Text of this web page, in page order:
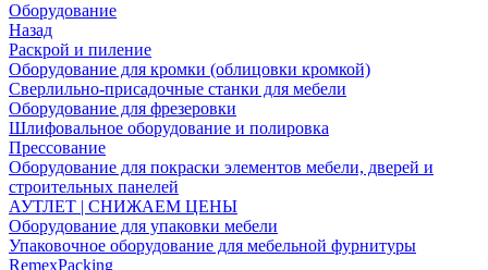
Оборудование
Назад
Раскрой и пиление
Оборудование для кромки (облицовки кромкой)
Сверлильно-присадочные станки для мебели
Оборудование для фрезеровки
Шлифовальное оборудование и полировка
Прессование
Оборудование для покраски элементов мебели, дверей и
строительных панелей
АУТЛЕТ | СНИЖАЕМ ЦЕНЫ
Оборудование для упаковки мебели
Упаковочное оборудование для мебельной фурнитуры
RemexPacking